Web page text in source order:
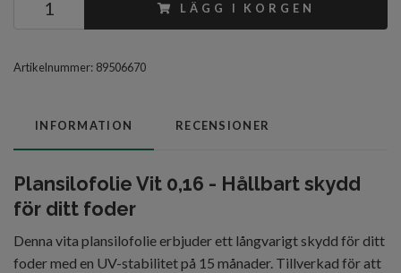
LÄGG I KORGEN
Artikelnummer: 89506670
INFORMATION RECENSIONER
Plansilofolie Vit 0,16 - Hållbart skydd
för ditt foder
Denna vita plansilofolie erbjuder ett långvarigt skydd för ditt
foder med en UV-stabilitet på 15 månader. Tillverkad för att